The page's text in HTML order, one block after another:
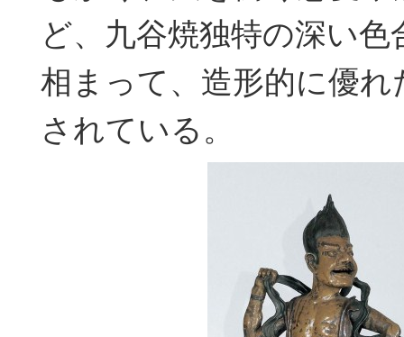
ど、九谷焼独特の深い
相まって、造形的に優れ
されている。